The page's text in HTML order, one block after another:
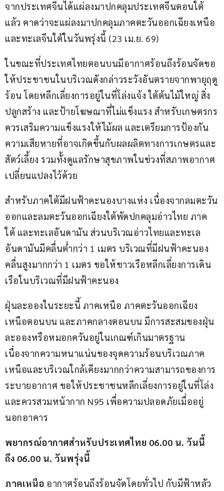
จากประเทศจีนได้แผ่ลงมาปกคลุมประเทศจีนตอนใต้
แล้ว คาดว่าจะแผ่ลงมาปกคลุมภาคตะวันออกเฉียงเหนือ
และทะเลจีนใต้ในวันพรุ่งนี้ (23 เม.ย. 69)
ในขณะที่ประเทศไทยตอนบนมีอากาศร้อนถึงร้อนจัดขอ
ให้ประชาชนในบริเวณดังกล่าวระวังอันตรายจากพายุฤดู
ร้อน โดยหลีกเลี่ยงการอยู่ในที่โล่งแจ้ง ใต้ต้นไม้ใหญ่ สิ่ง
ปลูกสร้าง และป้ายโฆษณาที่ไม่แข็งแรง สำหรับเกษตรกร
ควรเสริมความแข็งแรงให้ไม้ผล และเตรียมการป้องกัน
ความเสียหายที่อาจเกิดขึ้นกับผลผลิตทางการเกษตรและ
สัตว์เลี้ยง รวมทั้งดูแลรักษาสุขภาพในช่วงที่สภาพอากาศ
เปลี่ยนแปลงไว้ด้วย
สำหรับภาคใต้มีฝนฟ้าคะนองบางแห่ง เนื่องจากลมตะวัน
ออกและลมตะวันออกเฉียงใต้พัดปกคลุมอ่าวไทย ภาค
ใต้ และทะเลอันดามัน ส่วนบริเวณอ่าวไทยและทะเล
อันดามันมีคลื่นต่ำกว่า 1 เมตร บริเวณที่มีฝนฟ้าคะนอง
คลื่นสูงมากกว่า 1 เมตร ขอให้ชาวเรือหลีกเลี่ยงการเดิน
เรือในบริเวณที่มีฝนฟ้าคะนอง
ฝุ่นละอองในระยะนี้ ภาคเหนือ ภาคตะวันออกเฉียง
เหนือตอนบน และภาคกลางตอนบน มีการสะสมของฝุ่น
ละอองหรือหมอกควันอยู่ในเกณฑ์เกินมาตรฐาน
เนื่องจากความหนาแน่นของจุดความร้อนบริเวณภาค
เหนือและบริเวณใกล้เคียงมากกว่าความสามารถของการ
ระบายอากาศ ขอให้ประชาชนหลีกเลี่ยงการอยู่ในที่โล่ง
และควรสวมหน้ากาก N95 เพื่อความปลอดภัยเมื่ออยู่
นอกอาคาร
พยากรณ์อากาศสำหรับประเทศไทย 06.00 น. วันนี้
ถึง 06.00 น. วันพรุ่งนี้
ภาคเหนือ อากาศร้อนถึงร้อนจัดโดยทั่วไป กับมีฟ้าหลัว